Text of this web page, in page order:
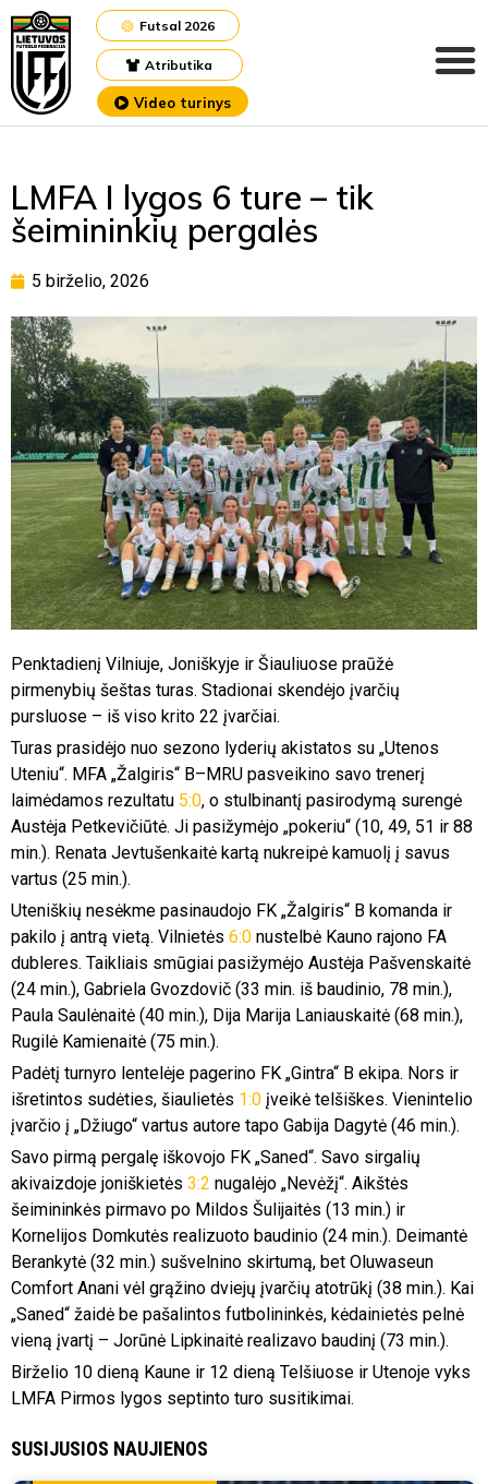
Atributika
Futsal 2026
Video turinys
LMFA I lygos 6 ture – tik
šeimininkių pergalės
5 birželio, 2026
Penktadienį Vilniuje, Joniškyje ir Šiauliuose praūžė
pirmenybių šeštas turas. Stadionai skendėjo įvarčių
pursluose – iš viso krito 22 įvarčiai.
Turas prasidėjo nuo sezono lyderių akistatos su „Utenos
Uteniu“. MFA „Žalgiris“ B–MRU pasveikino savo trenerį
laimėdamos rezultatu 5:0, o stulbinantį pasirodymą surengė
Austėja Petkevičiūtė. Ji pasižymėjo „pokeriu“ (10, 49, 51 ir 88
min.). Renata Jevtušenkaitė kartą nukreipė kamuolį į savus
vartus (25 min.).
Uteniškių nesėkme pasinaudojo FK „Žalgiris“ B komanda ir
pakilo į antrą vietą. Vilnietės 6:0 nustelbė Kauno rajono FA
dubleres. Taikliais smūgiai pasižymėjo Austėja Pašvenskaitė
(24 min.), Gabriela Gvozdovič (33 min. iš baudinio, 78 min.),
Paula Saulėnaitė (40 min.), Dija Marija Laniauskaitė (68 min.),
Rugilė Kamienaitė (75 min.).
Padėtį turnyro lentelėje pagerino FK „Gintra“ B ekipa. Nors ir
išretintos sudėties, šiaulietės 1:0 įveikė telšiškes. Vienintelio
įvarčio į „Džiugo“ vartus autore tapo Gabija Dagytė (46 min.).
Savo pirmą pergalę iškovojo FK „Saned“. Savo sirgalių
akivaizdoje joniškietės 3:2 nugalėjo „Nevėžį“. Aikštės
šeimininkės pirmavo po Mildos Šulijaitės (13 min.) ir
Kornelijos Domkutės realizuoto baudinio (24 min.). Deimantė
Berankytė (32 min.) sušvelnino skirtumą, bet Oluwaseun
Comfort Anani vėl grąžino dviejų įvarčių atotrūkį (38 min.). Kai
„Saned“ žaidė be pašalintos futbolininkės, kėdainietės pelnė
vieną įvartį – Jorūnė Lipkinaitė realizavo baudinį (73 min.).
Birželio 10 dieną Kaune ir 12 dieną Telšiuose ir Utenoje vyks
LMFA Pirmos lygos septinto turo susitikimai.
SUSIJUSIOS NAUJIENOS